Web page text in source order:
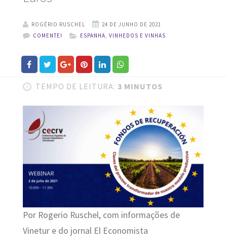
ROGÉRIO RUSCHEL
COMENTE!
ESPANHA VINHEDOS E VINHAS
TEMPO DE LEITURA: 3 MINUTOS
Por Rogerio Ruschel, com informações de
Vinetur e do jornal El Economista